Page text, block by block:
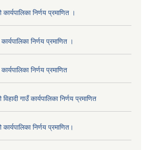
निर्णय प्रमाणित ।
निर्णय प्रमाणित ।
निर्णय प्रमाणित
गाउँ कार्यपालिका निर्णय प्रमाणित
निर्णय प्रमाणित।